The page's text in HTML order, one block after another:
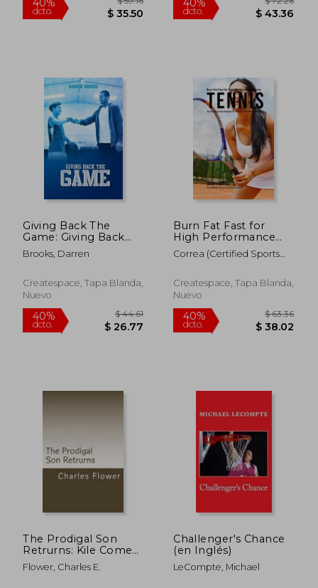
40%
dcto. $ 43.36
45%
dcto.
dcto.
45%
dcto.
Giving Back The
Game: Giving Back
The Game (en Inglés)
Brooks, Darren
Createspace, Tapa Blanda,
Nuevo
Burn Fat Fast for
High Performance
Tennis: Fat Burning
Juice Recipes to Help
Matches! (en Inglés)
Correa (Certified Sports
Createspace, Tapa Blanda,
Nuevo
The Prodigal Son
Retrurns: Kile Comes
Back (en Inglés)
Flower, Charles E.
Challenger's Chance
(en Inglés)
LeCompte, Michael